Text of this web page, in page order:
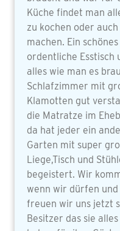
Küche findet man
zu kochen oder
machen. Ein
ordentliche Esstisch
alles wie man es
Schlafzimmer mit
Klamotten gut
die Matratze im
da hat jeder ein
Garten mit super
Liege,Tisch und
begeistert. Wir
wenn wir dürfen
freuen wir uns jetzt
Besitzer das sie